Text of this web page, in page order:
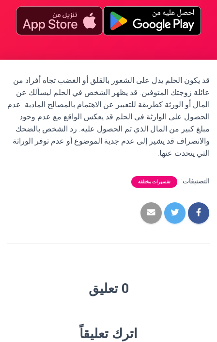
قد يكون الحلم يدل على الشعور بالقلق أو الغضب تجاه أفراد من
عائلة زوجتك المتوفين. قد يظهر الشخص في الحلم ليسألك عن
المال أو الورثة كطريقة للتعبير عن الاهتمام بالمصالح المادية. عدم
الحصول على الوارثة في الحلم قد يعكس الواقع مع عدم وجود
مبلغ كبير من المال الذي تم الحصول عليه. رد الشخص بالضحك
والانصراف قد يشير إلى عدم جدية الموضوع أو عدم توفر الوراثة
التي يتحدث عنها.
التصنيفات: تفسيرات مختلفة
0 تعليق
اترك تعليقاً